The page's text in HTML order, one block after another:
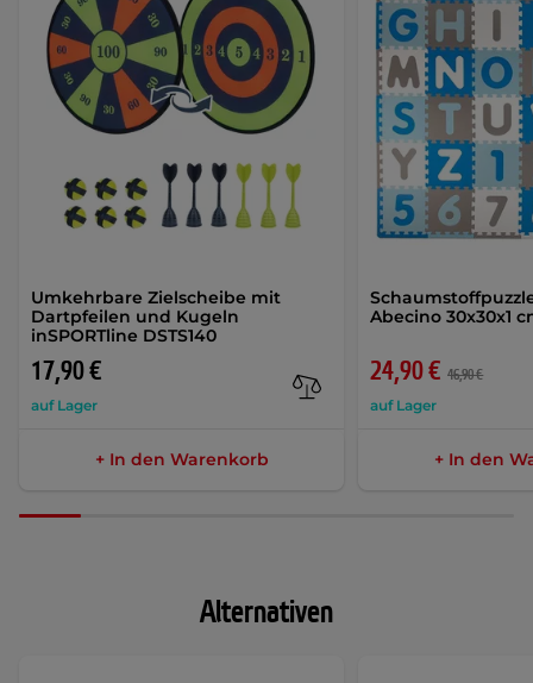
Umkehrbare Zielscheibe mit
Dartpfeilen und Kugeln
inSPORTline DSTS140
17,90 €
auf Lager
+ In den Warenkorb
Abecino 30x30x1
24,90 € 46,90 €
auf Lager
+ In den
Alternativen